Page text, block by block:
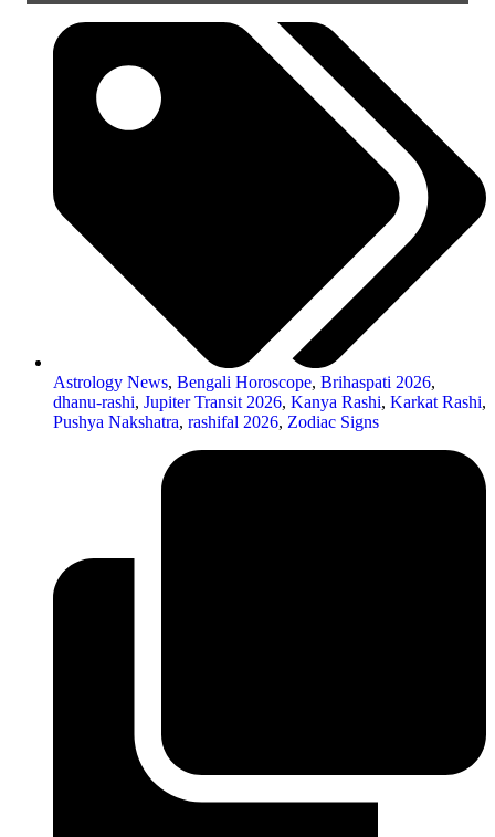
Astrology News, Bengali Horoscope, Brihaspati 2026,
dhanu-rashi, Jupiter Transit 2026, Kanya Rashi, Karkat Rashi,
Pushya Nakshatra, rashifal 2026, Zodiac Signs